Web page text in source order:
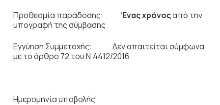
Προθεσμία παράδοσης: Ένας χρόνοςαπό την
υπογραφή της σύμβασης
Εγγύηση Συμμετοχής: Δεν απαιτείται σύμφωνα
με το άρθρο 72 του Ν.4412/2016
Ημερομηνία υποβολής